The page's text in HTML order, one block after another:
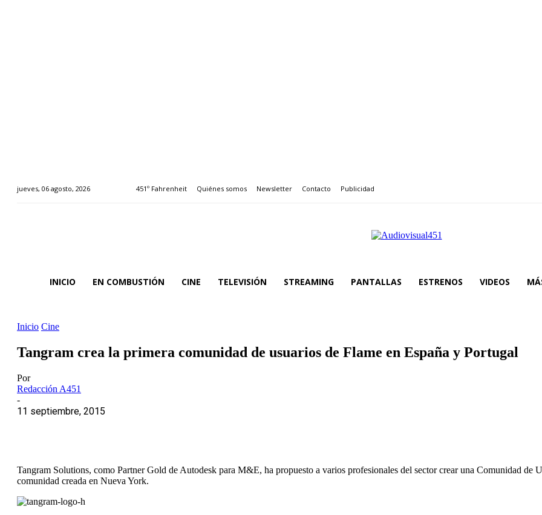
jueves, 06 agosto, 2026 451º Fahrenheit Quiénes somos Newsletter Contacto Publicidad
INICIO EN COMBUSTIÓN CINE TELEVISIÓN STREAMING PANTALLAS ESTRENOS VIDEOS
Inicio Cine
Tangram crea la primera comunidad de usuarios de Flame en España y Portugal
Por
Redacción A451
-
11 septiembre, 2015
Tangram Solutions, como Partner Gold de Autodesk para M&E, ha propuesto a varios profesionales del sector crear una Comunidad de
comunidad creada en Nueva York.